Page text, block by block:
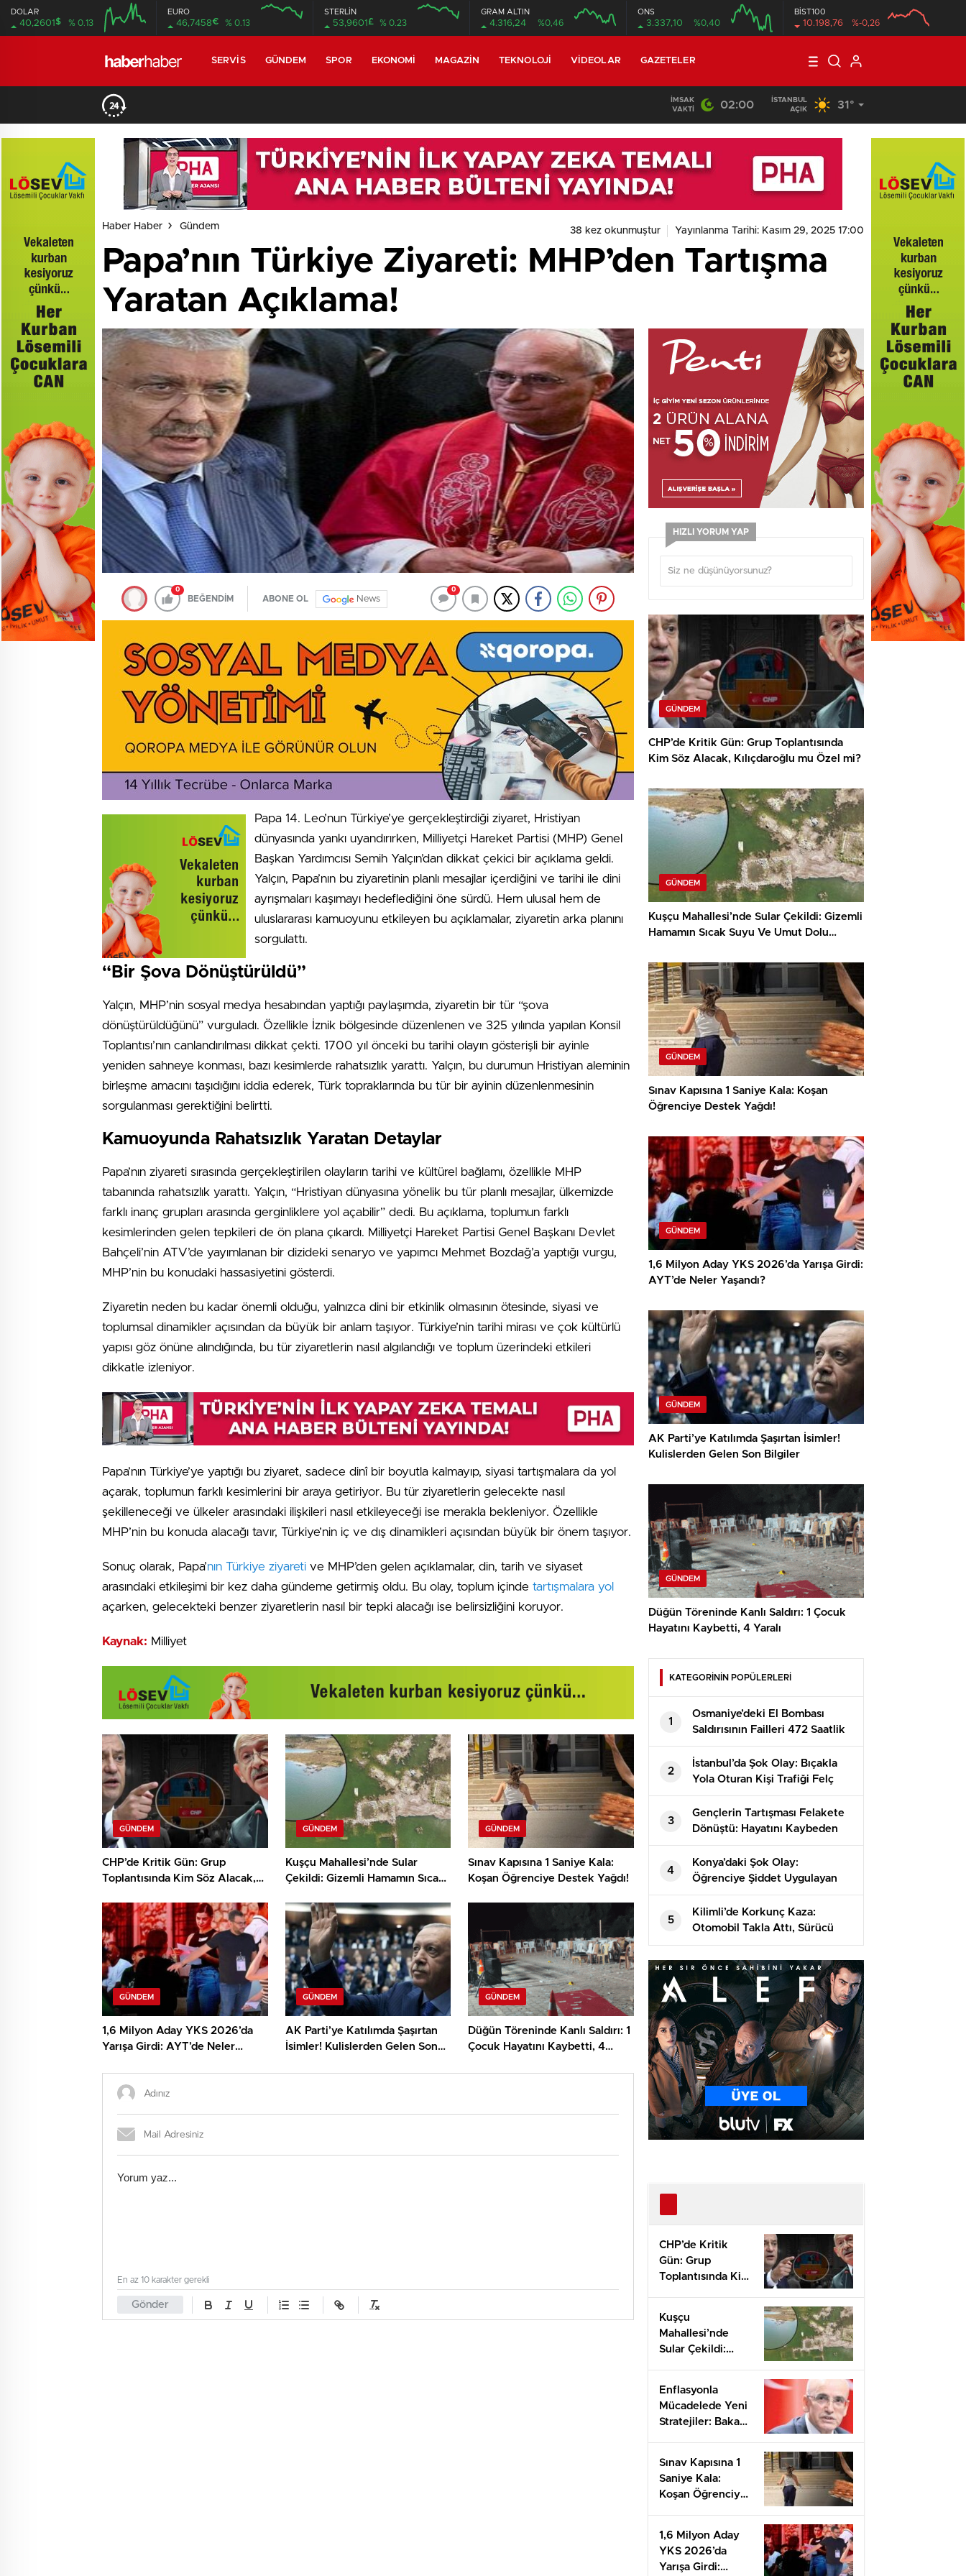
DOLAR
40,2601 $ % 0.13
EURO
46,7458€ % 0.13
STERLİN
53,9601 £ % 0.23
GRAM ALTIN
4.316,24 %0,46
ONS
3.337,10 %0,40
BİST100
10.198,76 %-0,26
SERVIS GÜNDEM SPOR EKONOMI MAGAZIN TEKNOLOJI VIDEOLAR GAZETELER
İMSAK
VAKTI
02:00
İSTANBUL
AÇIK
31°
Haber Haber Gündem 38 kez okunmuştur Yayınlanma Tarihi: Kasım 29, 2025 17:00
Papa’nın Türkiye Ziyareti: MHP’den Tartışma
Yaratan Açıklama!
0
BEĞENDİM ABONE OL News
0
Papa 14. Leo’nun Türkiye’ye gerçekleştirdiği ziyaret, Hristiyan
dünyasında yankı uyandırırken, Milliyetçi Hareket Partisi (MHP) Genel
Başkan Yardımcısı Semih Yalçın’dan dikkat çekici bir açıklama geldi.
Yalçın, Papa’nın bu ziyaretinin planlı mesajlar içerdiğini ve tarihi ile dini
ayrışmaları kaşımayı hedeflediğini öne sürdü. Hem ulusal hem de
uluslararası kamuoyunu etkileyen bu açıklamalar, ziyaretin arka planını
sorgulattı.
“Bir Şova Dönüştürüldü”
Yalçın, MHP’nin sosyal medya hesabından yaptığı paylaşımda, ziyaretin bir tür “şova
dönüştürüldüğünü” vurguladı. Özellikle İznik bölgesinde düzenlenen ve 325 yılında yapılan Konsil
Toplantısı’nın canlandırılması dikkat çekti. 1700 yıl önceki bu tarihi olayın gösterişli bir ayinle
yeniden sahneye konması, bazı kesimlerde rahatsızlık yarattı. Yalçın, bu durumun Hristiyan aleminin
birleşme amacını taşıdığını iddia ederek, Türk topraklarında bu tür bir ayinin düzenlenmesinin
sorgulanması gerektiğini belirtti.
Kamuoyunda Rahatsızlık Yaratan Detaylar
Papa’nın ziyareti sırasında gerçekleştirilen olayların tarihi ve kültürel bağlamı, özellikle MHP
tabanında rahatsızlık yarattı. Yalçın, “Hristiyan dünyasına yönelik bu tür planlı mesajlar, ülkemizde
farklı inanç grupları arasında gerginliklere yol açabilir” dedi. Bu açıklama, toplumun farklı
kesimlerinden gelen tepkileri de ön plana çıkardı. Milliyetçi Hareket Partisi Genel Başkanı Devlet
Bahçeli’nin ATV’de yayımlanan bir dizideki senaryo ve yapımcı Mehmet Bozdağ’a yaptığı vurgu,
MHP’nin bu konudaki hassasiyetini gösterdi.
Ziyaretin neden bu kadar önemli olduğu, yalnızca dini bir etkinlik olmasının ötesinde, siyasi ve
toplumsal dinamikler açısından da büyük bir anlam taşıyor. Türkiye’nin tarihi mirası ve çok kültürlü
yapısı göz önüne alındığında, bu tür ziyaretlerin nasıl algılandığı ve toplum üzerindeki etkileri
dikkatle izleniyor.
Papa’nın Türkiye’ye yaptığı bu ziyaret, sadece dinî bir boyutla kalmayıp, siyasi tartışmalara da yol
açarak, toplumun farklı kesimlerini bir araya getiriyor. Bu tür ziyaretlerin gelecekte nasıl
şekilleneceği ve ülkeler arasındaki ilişkileri nasıl etkileyeceği ise merakla bekleniyor. Özellikle
MHP’nin bu konuda alacağı tavır, Türkiye’nin iç ve dış dinamikleri açısından büyük bir önem taşıyor.
Sonuç olarak, Papa’nın Türkiye ziyareti ve MHP’den gelen açıklamalar, din, tarih ve siyaset
arasındaki etkileşimi bir kez daha gündeme getirmiş oldu. Bu olay, toplum içinde tartışmalara yol
açarken, gelecekteki benzer ziyaretlerin nasıl bir tepki alacağı ise belirsizliğini koruyor.
Kaynak: Milliyet
GÜNDEM
CHP’de Kritik Gün: Grup
Toplantısında Kim Söz Alacak,
GÜNDEM
Kuşçu Mahallesi’nde Sular
Çekildi: Gizemli Hamamın Sıcak
GÜNDEM
Sınav Kapısına 1 Saniye Kala:
Koşan Öğrenciye Destek Yağdı!
GÜNDEM
1,6 Milyon Aday YKS 2026’da
Yarışa Girdi: AYT’de Neler
GÜNDEM
AK Parti’ye Katılımda Şaşırtan
İsimler! Kulislerden Gelen Son
GÜNDEM
Düğün Töreninde Kanlı Saldırı: 1
Çocuk Hayatını Kaybetti, 4
Gönder
En az 10 karakter gerekli
HIZLI YORUM YAP
GÜNDEM
CHP’de Kritik Gün: Grup Toplantısında
Kim Söz Alacak, Kılıçdaroğlu mu Özel mi?
GÜNDEM
Kuşçu Mahallesi’nde Sular Çekildi: Gizemli
Hamamın Sıcak Suyu Ve Umut Dolu
GÜNDEM
Sınav Kapısına 1 Saniye Kala: Koşan
Öğrenciye Destek Yağdı!
GÜNDEM
1,6 Milyon Aday YKS 2026’da Yarışa Girdi:
AYT’de Neler Yaşandı?
GÜNDEM
AK Parti’ye Katılımda Şaşırtan İsimler!
Kulislerden Gelen Son Bilgiler
GÜNDEM
Düğün Töreninde Kanlı Saldırı: 1 Çocuk
Hayatını Kaybetti, 4 Yaralı
KATEGORİNİN POPÜLERLERİ
1
Osmaniye’deki El Bombası
Saldırısının Failleri 472 Saatlik
Kamera İncelemesiyle
Yakalandı!
2
İstanbul’da Şok Olay: Bıçakla
Yola Oturan Kişi Trafiği Felç
Etti!
3
Gençlerin Tartışması Felakete
Dönüştü: Hayatını Kaybeden
Alperen’in Dramı
4
Konya’daki Şok Olay:
Öğrenciye Şiddet Uygulayan
Görevli Tutuklandı!
5
Kilimli’de Korkunç Kaza:
Otomobil Takla Attı, Sürücü
Ağır Yaralı
CHP’de Kritik
Gün: Grup
Toplantısında Kim
Özel mi?
Kuşçu
Mahallesi’nde
Sular Çekildi:
Umut Dolu
Mesajlar
Enflasyonla
Mücadelede Yeni
Stratejiler: Bakan
Açıklamalar
Sınav Kapısına 1
Saniye Kala:
Koşan Öğrenciye
1,6 Milyon Aday
YKS 2026’da
Yarışa Girdi: